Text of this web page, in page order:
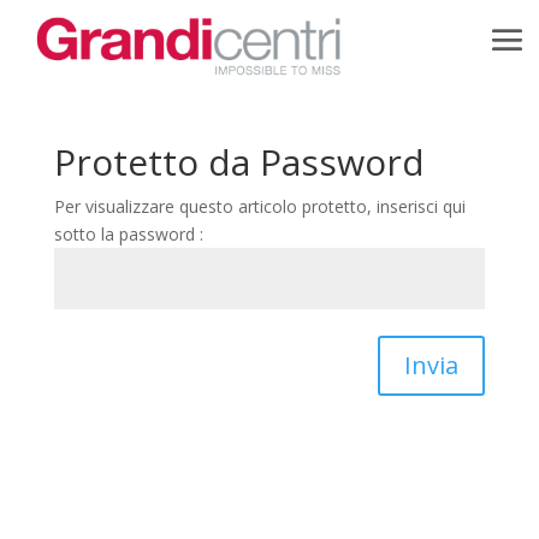
Protetto da Password
Per visualizzare questo articolo protetto, inserisci qui
sotto la password :
Invia